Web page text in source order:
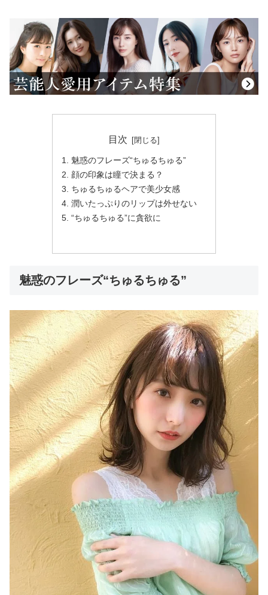
目次
魅惑のフレーズ“ちゅるちゅる”
顔の印象は瞳で決まる？
ちゅるちゅるヘアで美少女感
潤いたっぷりのリップは外せない
“ちゅるちゅる”に貪欲に
魅惑のフレーズ“ちゅるちゅる”